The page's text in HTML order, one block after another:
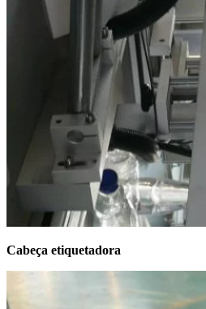
Cabeça etiquetadora